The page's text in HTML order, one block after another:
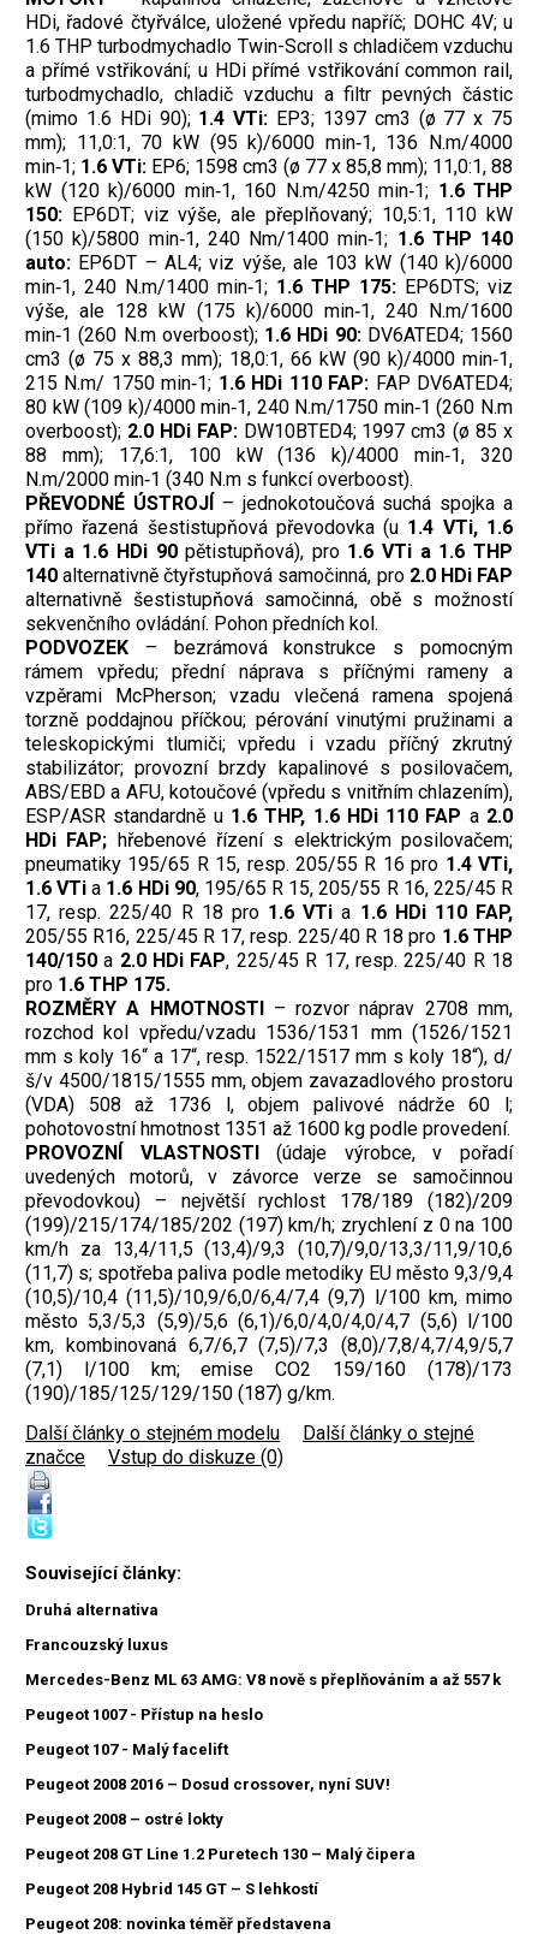
HDi, řadové čtyřválce, uložené vpředu napříč; DOHC 4V; u
1.6 THP turbodmychadlo Twin-Scroll s chladičem vzduchu
a přímé vstřikování; u HDi přímé vstřikování common rail,
turbodmychadlo, chladič vzduchu a filtr pevných částic
(mimo 1.6 HDi 90); 1.4 VTi: EP3; 1397 cm3 (ø 77 x 75
mm); 11,0:1, 70 kW (95 k)/6000 min‑1, 136 N.m/4000
min‑1; 1.6 VTi: EP6; 1598 cm3 (ø 77 x 85,8 mm); 11,0:1, 88
kW (120 k)/6000 min‑1, 160 N.m/4250 min‑1; 1.6 THP
150: EP6DT; viz výše, ale přeplňovaný; 10,5:1, 110 kW
(150 k)/5800 min‑1, 240 Nm/1400 min‑1; 1.6 THP 140
auto: EP6DT – AL4; viz výše, ale 103 kW (140 k)/6000
min‑1, 240 N.m/1400 min‑1; 1.6 THP 175: EP6DTS; viz
výše, ale 128 kW (175 k)/6000 min‑1, 240 N.m/1600
min‑1 (260 N.m overboost); 1.6 HDi 90:DV6ATED4; 1560
cm3 (ø 75 x 88,3 mm); 18,0:1, 66 kW (90 k)/4000 min‑1,
215 N.m/ 1750 min‑1; 1.6 HDi 110 FAP: FAP DV6ATED4;
80 kW (109 k)/4000 min‑1, 240 N.m/1750 min‑1 (260 N.m
overboost); 2.0 HDi FAP:DW10BTED4; 1997 cm3 (ø 85 x
88 mm); 17,6:1, 100 kW (136 k)/4000 min‑1, 320
N.m/2000 min‑1 (340 N.m s funkcí overboost).
PŘEVODNÉ ÚSTROJÍ – jednokotoučová suchá spojka a
přímo řazená šestistupňová převodovka (u 1.4 VTi, 1.6
VTi a 1.6 HDi 90pětistupňová), pro 1.6 VTi a 1.6 THP
140 alternativně čtyřstupňová samočinná, pro 2.0 HDi FAP
alternativně šestistupňová samočinná, obě s možností
sekvenčního ovládání. Pohon předních kol.
PODVOZEK – bezrámová konstrukce s pomocným
rámem vpředu; přední náprava s příčnými rameny a
vzpěrami McPherson; vzadu vlečená ramena spojená
torzně poddajnou příčkou; pérování vinutými pružinami a
teleskopickými tlumiči; vpředu i vzadu příčný zkrutný
stabilizátor; provozní brzdy kapalinové s posilovačem,
ABS/EBD a AFU, kotoučové (vpředu s vnitřním chlazením),
ESP/ASR standardně u 1.6 THP, 1.6 HDi 110 FAP a 2.0
HDi FAP; hřebenové řízení s elektrickým posilovačem;
pneumatiky 195/65 R 15, resp. 205/55 R 16 pro 1.4 VTi,
1.6 VTia 1.6 HDi 90, 195/65 R 15, 205/55 R 16, 225/45 R
17, resp. 225/40 R 18 pro 1.6 VTia 1.6 HDi 110 FAP,
205/55 R16, 225/45 R 17, resp. 225/40 R 18 pro 1.6 THP
140/150 a 2.0 HDi FAP, 225/45 R 17, resp. 225/40 R 18
pro 1.6 THP 175.
ROZMĚRY A HMOTNOSTI – rozvor náprav 2708 mm,
rozchod kol vpředu/vzadu 1536/1531 mm (1526/1521
mm s koly 16“ a 17“, resp. 1522/1517 mm s koly 18“), d/
š/v 4500/1815/1555 mm, objem zavazadlového prostoru
(VDA) 508 až 1736 l, objem palivové nádrže 60 l;
pohotovostní hmotnost 1351 až 1600 kg podle provedení.
PROVOZNÍ VLASTNOSTI(údaje výrobce, v pořadí
uvedených motorů, v závorce verze se samočinnou
převodovkou) – největší rychlost 178/189 (182)/209
(199)/215/174/185/202 (197) km/h; zrychlení z 0 na 100
km/h za 13,4/11,5 (13,4)/9,3 (10,7)/9,0/13,3/11,9/10,6
(11,7) s; spotřeba paliva podle metodiky EU město 9,3/9,4
(10,5)/10,4 (11,5)/10,9/6,0/6,4/7,4 (9,7) l/100 km, mimo
město 5,3/5,3 (5,9)/5,6 (6,1)/6,0/4,0/4,0/4,7 (5,6) l/100
km, kombinovaná 6,7/6,7 (7,5)/7,3 (8,0)/7,8/4,7/4,9/5,7
(7,1) l/100 km; emise CO2 159/160 (178)/173
(190)/185/125/129/150 (187) g/km.
Další články o stejném modelu
Další články o stejné
značce
Vstup do diskuze (0)
Související články:
Druhá alternativa
Francouzský luxus
Mercedes-Benz ML 63 AMG: V8 nově s přeplňováním a až 557 k
Peugeot 1007 - Přístup na heslo
Peugeot 107 - Malý facelift
Peugeot 2008 2016 – Dosud crossover, nyní SUV!
Peugeot 2008 – ostré lokty
Peugeot 208 GT Line 1.2 Puretech 130 – Malý čipera
Peugeot 208 Hybrid 145 GT – S lehkostí
Peugeot 208: novinka téměř představena